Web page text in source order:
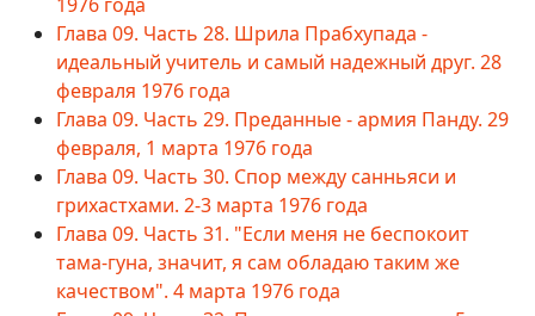
Глава 09. Часть 28. Шрила Прабхупада -
идеальный учитель и самый надежный друг. 28
февраля 1976 года
Глава 09. Часть 29. Преданные - армия Панду. 29
февраля, 1 марта 1976 года
Глава 09. Часть 30. Спор между санньяси и
грихастхами. 2-3 марта 1976 года
Глава 09. Часть 31. "Если меня не беспокоит
тама-гуна, значит, я сам обладаю таким же
качеством". 4 марта 1976 года